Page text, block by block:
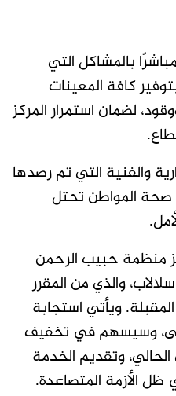
بالمشاكل التي
كافة المعينات
لضمان استمرار المركز
والفنية التي تم رصدها
صحة المواطن تحتل
منظمة حبيب الرحمن
والذي من المقرر
المقبلة. ويأتي استجابة
وسيسهم في تخفيف
وتقديم الخدمة
الأزمة المتصاعدة.